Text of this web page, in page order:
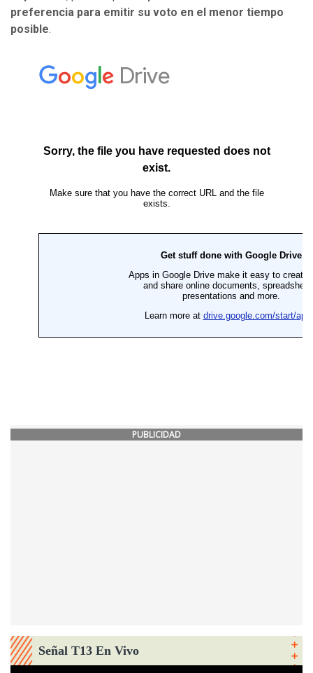
preferencia para emitir su voto en el menor tiempo
posible.
PUBLICIDAD
Señal T13 En Vivo